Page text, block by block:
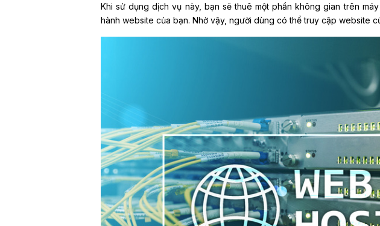
Khi sử dụng dịch vụ này, bạn sẽ thuê một phần không gian trên
hành website của bạn. Nhờ vậy, người dùng có thể truy cập website